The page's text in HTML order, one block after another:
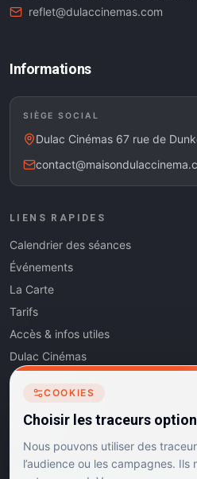
reflet@dulaccinemas.com
Informations
SIÈGE SOCIAL
Dulac Cinémas 67 rue de
LIENS RAPIDES
Calendrier des séances
Événements
La Carte
Tarifs
Accès & infos utiles
Dulac Cinémas
Cinéma5
Les Dits de l'Art
Contact
COOKIES
Choisir les traceurs
Nous pouvons utiliser des
l’audience ou les campagnes. Ils